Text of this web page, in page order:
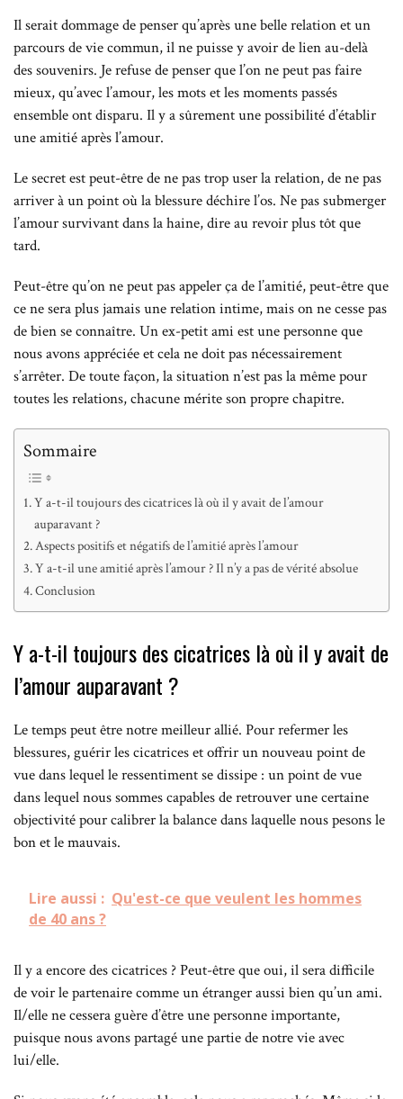
Il serait dommage de penser qu’après une belle relation et un
parcours de vie commun, il ne puisse y avoir de lien au-delà
des souvenirs. Je refuse de penser que l’on ne peut pas faire
mieux, qu’avec l’amour, les mots et les moments passés
ensemble ont disparu. Il y a sûrement une possibilité d’établir
une amitié après l’amour.
Le secret est peut-être de ne pas trop user la relation, de ne pas
arriver à un point où la blessure déchire l’os. Ne pas submerger
l’amour survivant dans la haine, dire au revoir plus tôt que
tard.
Peut-être qu’on ne peut pas appeler ça de l’amitié, peut-être que
ce ne sera plus jamais une relation intime, mais on ne cesse pas
de bien se connaître. Un ex-petit ami est une personne que
nous avons appréciée et cela ne doit pas nécessairement
s’arrêter. De toute façon, la situation n’est pas la même pour
toutes les relations, chacune mérite son propre chapitre.
Sommaire
Y a-t-il toujours des cicatrices là où il y avait de l’amour
auparavant ?
Aspects positifs et négatifs de l’amitié après l’amour
Y a-t-il une amitié après l’amour ? Il n’y a pas de vérité absolue
Conclusion
Y a-t-il toujours des cicatrices là où il y avait de
l’amour auparavant ?
Le temps peut être notre meilleur allié. Pour refermer les
blessures, guérir les cicatrices et offrir un nouveau point de
vue dans lequel le ressentiment se dissipe : un point de vue
dans lequel nous sommes capables de retrouver une certaine
objectivité pour calibrer la balance dans laquelle nous pesons le
bon et le mauvais.
Lire aussi : Qu'est-ce que veulent les hommes
de 40 ans ?
Il y a encore des cicatrices ? Peut-être que oui, il sera difficile
de voir le partenaire comme un étranger aussi bien qu’un ami.
Il/elle ne cessera guère d’être une personne importante,
puisque nous avons partagé une partie de notre vie avec
lui/elle.